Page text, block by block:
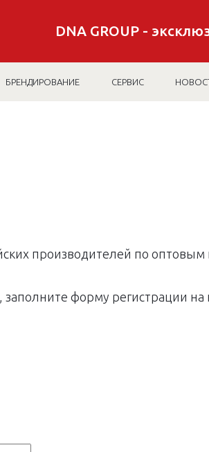
DNA GROUP -
БРЕНДИРОВАНИЕ СЕРВИС
производителей по оптовым
заполните форму регистрации